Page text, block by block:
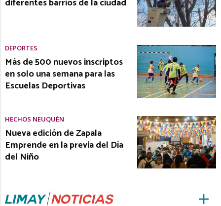
diferentes barrios de la ciudad
DEPORTES
Más de 500 nuevos inscriptos
en solo una semana para las
Escuelas Deportivas
HECHOS NEUQUÉN
Nueva edición de Zapala
Emprende en la previa del Día
del Niño